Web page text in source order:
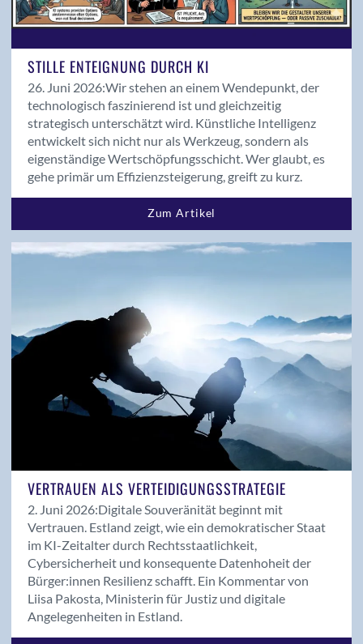
Medienmitteilungen
News
Politik
Produkte
Projekte
Publireportage
Seitenblick
SI-Professional
Veranstaltungen
Vorstand
STILLE ENTEIGNUNG DURCH KI
26. Juni 2026:Wir stehen an einem Wendepunkt, der
technologisch faszinierend ist und gleichzeitig
strategisch unterschätzt wird. Künstliche Intelligenz
entwickelt sich nicht nur als Werkzeug, sondern als
eigenständige Wertschöpfungsschicht. Wer glaubt, es
gehe primär um Effizienzsteigerung, greift zu kurz.
Zum Artikel
VERTRAUEN ALS VERTEIDIGUNGSSTRATEGIE
2. Juni 2026:Digitale Souveränität beginnt mit
Vertrauen. Estland zeigt, wie ein demokratischer Staat
im KI-Zeitalter durch Rechtsstaatlichkeit,
Cybersicherheit und konsequente Datenhoheit der
Bürger:innen Resilienz schafft. Ein Kommentar von
Liisa Pakosta, Ministerin für Justiz und digitale
Angelegenheiten in Estland.